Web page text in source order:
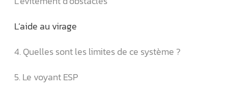
L’aide au virage
4. Quelles sont les limites de ce système ?
5. Le voyant ESP